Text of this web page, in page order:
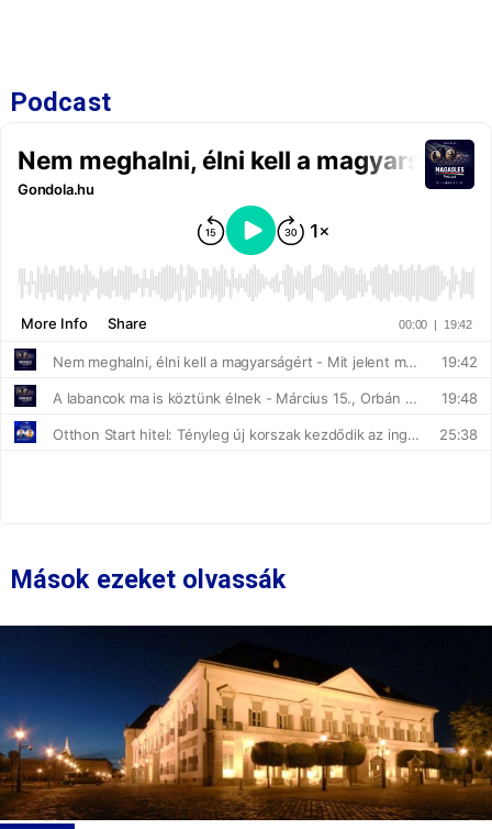
Podcast
Mások ezeket olvassák